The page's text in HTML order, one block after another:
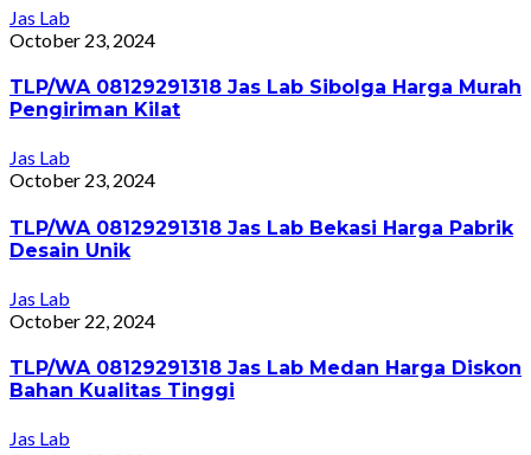
Jas Lab
October 23, 2024
TLP/WA 08129291318 Jas Lab Sibolga Harga Murah
Pengiriman Kilat
Jas Lab
October 23, 2024
TLP/WA 08129291318 Jas Lab Bekasi Harga Pabrik
Desain Unik
Jas Lab
October 22, 2024
TLP/WA 08129291318 Jas Lab Medan Harga Diskon
Bahan Kualitas Tinggi
Jas Lab